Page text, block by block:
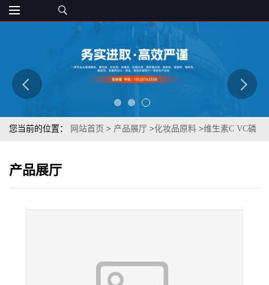
您当前的位置： 网站首页 > 产品展厅 >化妆品原料 >维生素C VC磷
产品展厅